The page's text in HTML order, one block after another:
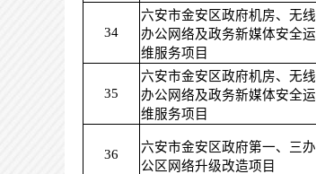
34
六安市金安区政府机房、无线
办公网络及政务新媒体安全运
维服务项目
35
六安市金安区政府机房、无线
办公网络及政务新媒体安全运
维服务项目
36
六安市金安区政府第一、三办
公区网络升级改造项目